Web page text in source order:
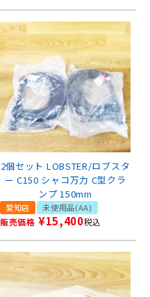
2個セット LOBSTER/ロブスタ
ー C150 シャコ万力 C型クラ
ンプ 150mm
愛知店 未使用品(AA)
販売価格 ¥15,400税込